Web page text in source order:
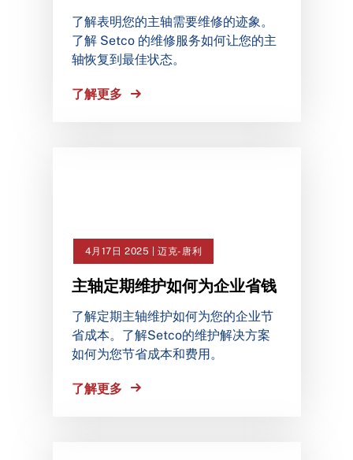
了解表明您的主轴需要维修的迹象。
了解 Setco 的维修服务如何让您的主
轴恢复到最佳状态。
了解更多
4月17日 2025 | 迈克-唐利
主轴定期维护如何为企业省钱
了解定期主轴维护如何为您的企业节
省成本。了解Setco的维护解决方案
如何为您节省成本和费用。
了解更多